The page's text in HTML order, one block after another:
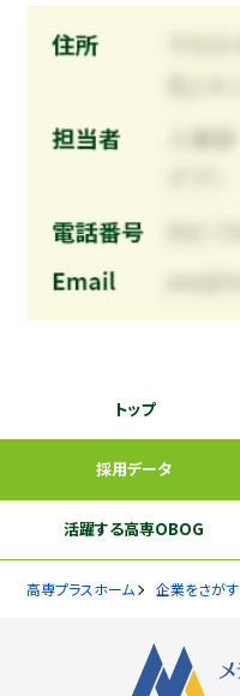
トップ
採用データ
活躍する高専OBOG
高専プラスホーム 企業をさがす